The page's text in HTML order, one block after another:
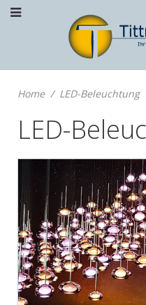
Home LED-Beleuchtung
LED-